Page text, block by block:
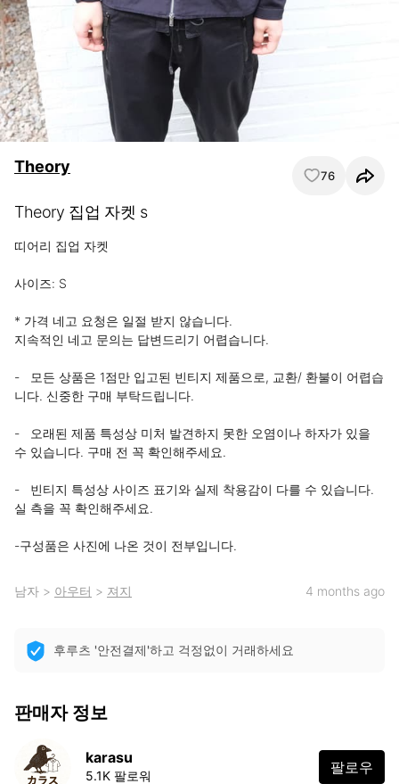
Theory 76
Theory 집업 자켓 s
띠어리 집업 자켓
사이즈: S
* 가격 네고 요청은 일절 받지 않습니다.
지속적인 네고 문의는 답변드리기 어렵습니다.
-   모든 상품은 1점만 입고된 빈티지 제품으로, 교환/ 환불이 어렵습
니다. 신중한 구매 부탁드립니다.
-   오래된 제품 특성상 미처 발견하지 못한 오염이나 하자가 있을
수 있습니다. 구매 전 꼭 확인해주세요.
-   빈티지 특성상 사이즈 표기와 실제 착용감이 다를 수 있습니다.
실 측을 꼭 확인해주세요.
-구성품은 사진에 나온 것이 전부입니다.
남자 > 아우터 > 져지 4 months ago
후루츠 '안전결제'하고 걱정없이 거래하세요
판매자 정보
karasu
5.1K 팔로워 팔로우